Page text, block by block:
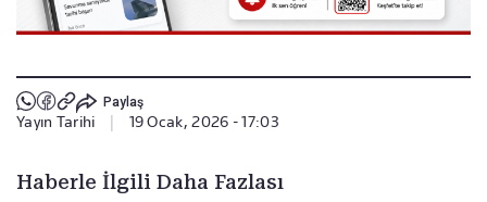
Paylaş
Yayın Tarihi 19 Ocak, 2026 - 17:03
Haberle İlgili Daha Fazlası